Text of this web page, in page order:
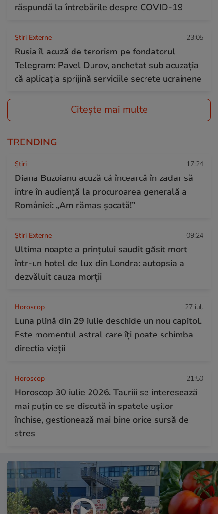
răspundă la întrebările despre COVID-19
Știri Externe 23:05
Rusia îl acuză de terorism pe fondatorul
Telegram: Pavel Durov, anchetat sub acuzația
că aplicația sprijină serviciile secrete ucrainene
Citește mai multe
TRENDING
Ştiri 17:24
Diana Buzoianu acuză că încearcă în zadar să
intre în audiență la procuroarea generală a
României: „Am rămas șocată!”
Știri Externe 09:24
Ultima noapte a prințului saudit găsit mort
într-un hotel de lux din Londra: autopsia a
dezvăluit cauza morții
Horoscop 27 iul.
Luna plină din 29 iulie deschide un nou capitol.
Este momentul astral care îți poate schimba
direcția vieții
Horoscop 21:50
Horoscop 30 iulie 2026. Tauriii se interesează
mai puțin ce se discută în spatele ușilor
închise, gestionează mai bine orice sursă de
stres